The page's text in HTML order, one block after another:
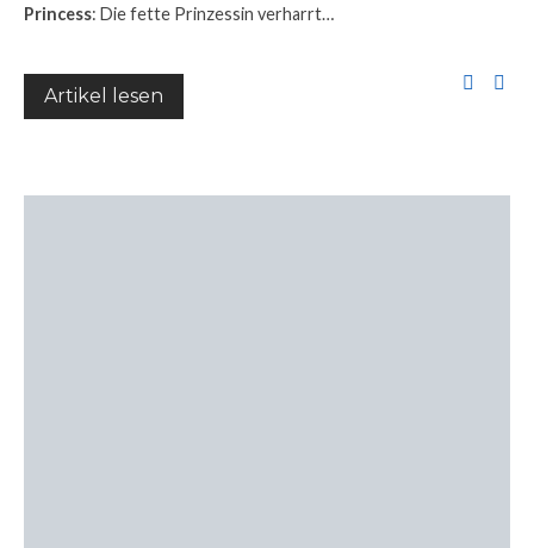
Princess: Die fette Prinzessin verharrt…
Artikel lesen